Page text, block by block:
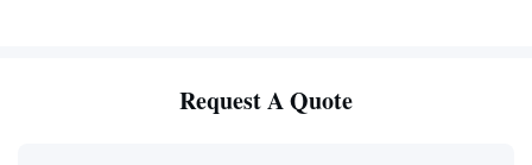
Request A Quote